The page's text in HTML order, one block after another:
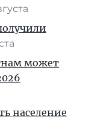
может
население